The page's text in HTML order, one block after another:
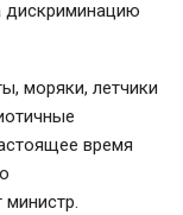
моряки, летчики
время
министр.